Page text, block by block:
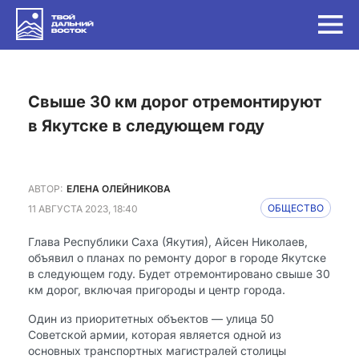
Свыше 30 км дорог отремонтируют
в Якутске в следующем году
АВТОР: ЕЛЕНА ОЛЕЙНИКОВА
11 АВГУСТА 2023, 18:40
ОБЩЕСТВО
Глава Республики Саха (Якутия), Айсен Николаев,
объявил о планах по ремонту дорог в городе Якутске
в следующем году. Будет отремонтировано свыше 30
км дорог, включая пригороды и центр города.
Один из приоритетных объектов — улица 50
Советской армии, которая является одной из
основных транспортных магистралей столицы